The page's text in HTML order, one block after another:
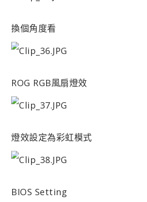
換個角度看
ROG RGB風扇燈效
燈效設定為彩虹模式
BIOS Setting